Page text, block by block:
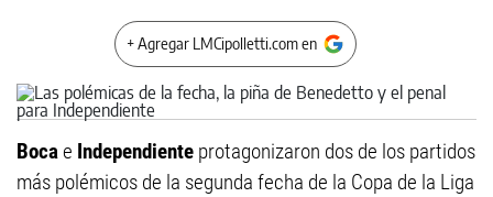
+ Agregar LMCipolletti.com en
Bocae Independiente protagonizaron dos de los partidos
más polémicos de la segunda fecha de la Copa de la Liga